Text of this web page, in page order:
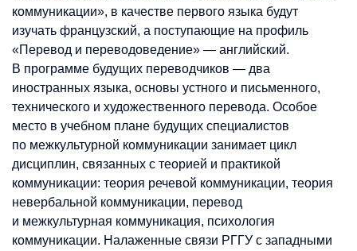
коммуникации», в качестве первого языка будут
изучать французский, а поступающие на профиль
«Перевод и переводоведение» — английский.
В программе будущих переводчиков — два
иностранных языка, основы устного и письменного,
технического и художественного перевода. Особое
место в учебном плане будущих специалистов
по межкультурной коммуникации занимает цикл
дисциплин, связанных с теорией и практикой
коммуникации: теория речевой коммуникации, теория
невербальной коммуникации, перевод
и межкультурная коммуникация, психология
коммуникации. Налаженные связи РГГУ с западными